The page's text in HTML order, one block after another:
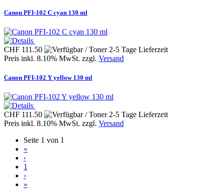
Canon PFI-102 C cyan 130 ml
CHF 111.50
Preis inkl. 8.10% MwSt. zzgl. Versand
Canon PFI-102 Y yellow 130 ml
CHF 111.50
Preis inkl. 8.10% MwSt. zzgl. Versand
Seite 1 von 1
«
‹
1
›
»